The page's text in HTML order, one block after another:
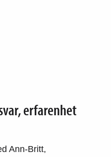
erfarenhet
Ann-Britt,